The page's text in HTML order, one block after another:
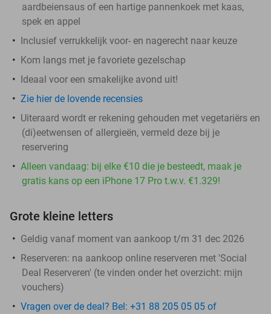
aardbeiensaus of een hartige pannenkoek met kaas,
spek en appel
Inclusief verrukkelijk voor- en nagerecht naar keuze
Kom langs met je favoriete gezelschap
Ideaal voor een smakelijke avond uit!
Zie hier de lovende recensies
Uiteraard wordt er rekening gehouden met vegetariërs en
(di)eetwensen of allergieën, vermeld deze bij je
reservering
Alleen vandaag: bij elke €10 die je besteedt, maak je
gratis kans op een iPhone 17 Pro t.w.v. €1.329!
Grote kleine letters
Geldig vanaf moment van aankoop t/m 31 dec 2026
Reserveren: na aankoop online reserveren met 'Social
Deal Reserveren' (te vinden onder het overzicht: mijn
vouchers)
Vragen over de deal? Bel: +31 88 205 05 05 of